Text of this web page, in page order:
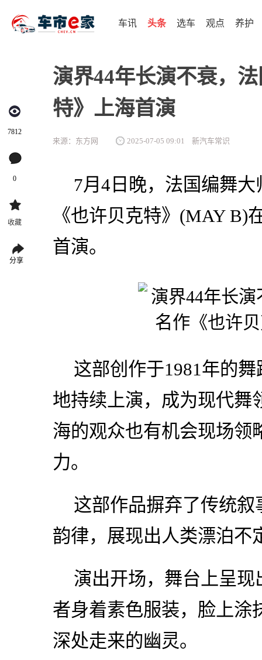
车讯 头条 选车 观点 养护
7812
0
收藏
分享
演界44年长演不衰，
特》上海首演
来源：东方网 2025-07-05 09:01 新汽车常识
7月4日晚，法国编舞
《也许贝克特》(MAY B)
首演。
这部创作于1981年的
地持续上演，成为现代舞
海的观众也有机会现场领
力。
这部作品摒弃了传统
韵律，展现出人类漂泊不
演出开场，舞台上呈
者身着素色服装，脸上涂
深处走来的幽灵。